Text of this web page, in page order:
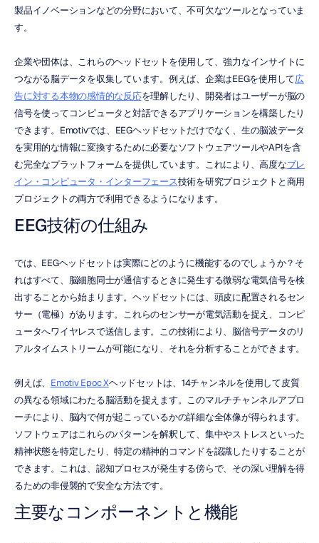
製品イノベーションなどの分野において、不可欠なツールとなっていま
す。
企業や団体は、これらのヘッドセットを使用して、強力なインサイトに
つながる脳データを収集しています。例えば、企業はEEGを使用して広
告に対する本物の感情的な反応を理解したり、開発者はユーザーが脳の
信号を使ってコンピュータと対話できるアプリケーションを構築したり
できます。Emotivでは、EEGヘッドセットだけでなく、生の脳波データ
を実用的な情報に変換するために必要なソフトウェアツールやAPIを含
む完全なプラットフォームを提供しています。これにより、高度なブレ
イン・コンピュータ・インターフェース技術を研究プロジェクトと商用
プロジェクトの両方で利用できるようになります。
EEG技術の仕組み
では、EEGヘッドセットは実際にどのように機能するのでしょうか？そ
れはすべて、脳細胞同士が通信するときに発生する微弱な電気信号を検
出することから始まります。ヘッドセットには、頭皮に配置されるセン
サー（電極）があります。これらのセンサーが電気活動を捉え、コンピ
ュータへワイヤレスで送信します。この技術により、脳信号データのリ
アルタイムストリームが可能になり、それを分析することができます。
例えば、 Emotiv Epoc Xヘッドセットは、14チャンネルを使用して皮質
の異なる領域にわたる脳活動を捉えます。このマルチチャンネルアプロ
ーチにより、脳内で何が起こっているかの詳細な全体像が得られます。
ソフトウェアはこれらのパターンを解釈して、集中やストレスといった
精神状態を特定したり、特定の精神的コマンドを認識したりすることが
できます。これは、認知プロセスが発生する傍らで、その深い理解を得
るための非侵襲的で安全な方法です。
主要なコンポーネントと機能